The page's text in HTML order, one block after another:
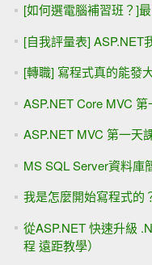
[如何選電腦補習班？]
[自我評量表] ASP.NET
[轉職] 寫程式真的能發
ASP.NET Core MVC
ASP.NET MVC 第一天
MS SQL Server資料庫
我是怎麼開始寫程式的
從ASP.NET 快速升級
程 遠距教學）